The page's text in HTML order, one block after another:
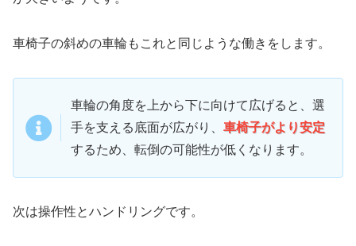
車椅子の斜めの車輪もこれと同じような働きをします。
車輪の角度を上から下に向けて広げると、選
手を支える底面が広がり、 車椅子がより安定
するため、転倒の可能性が低くなります。
次は操作性とハンドリングです。